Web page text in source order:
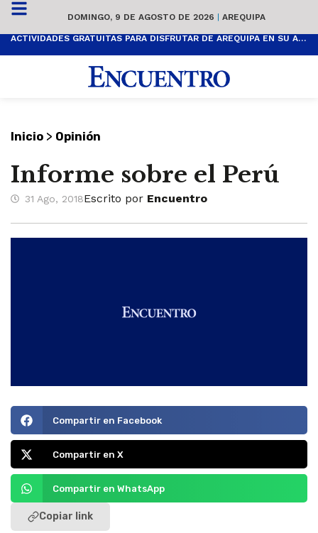
DOMINGO, 9 DE AGOSTO DE 2026 | AREQUIPA
ACTIVIDADES GRATUITAS PARA DISFRUTAR DE AREQUIPA EN SU ANIVERSARIO
Inicio > Opinión
Informe sobre el Perú
31 Ago, 2018Escrito por Encuentro
Compartir en Facebook
Compartir en X
Compartir en WhatsApp
Copiar link